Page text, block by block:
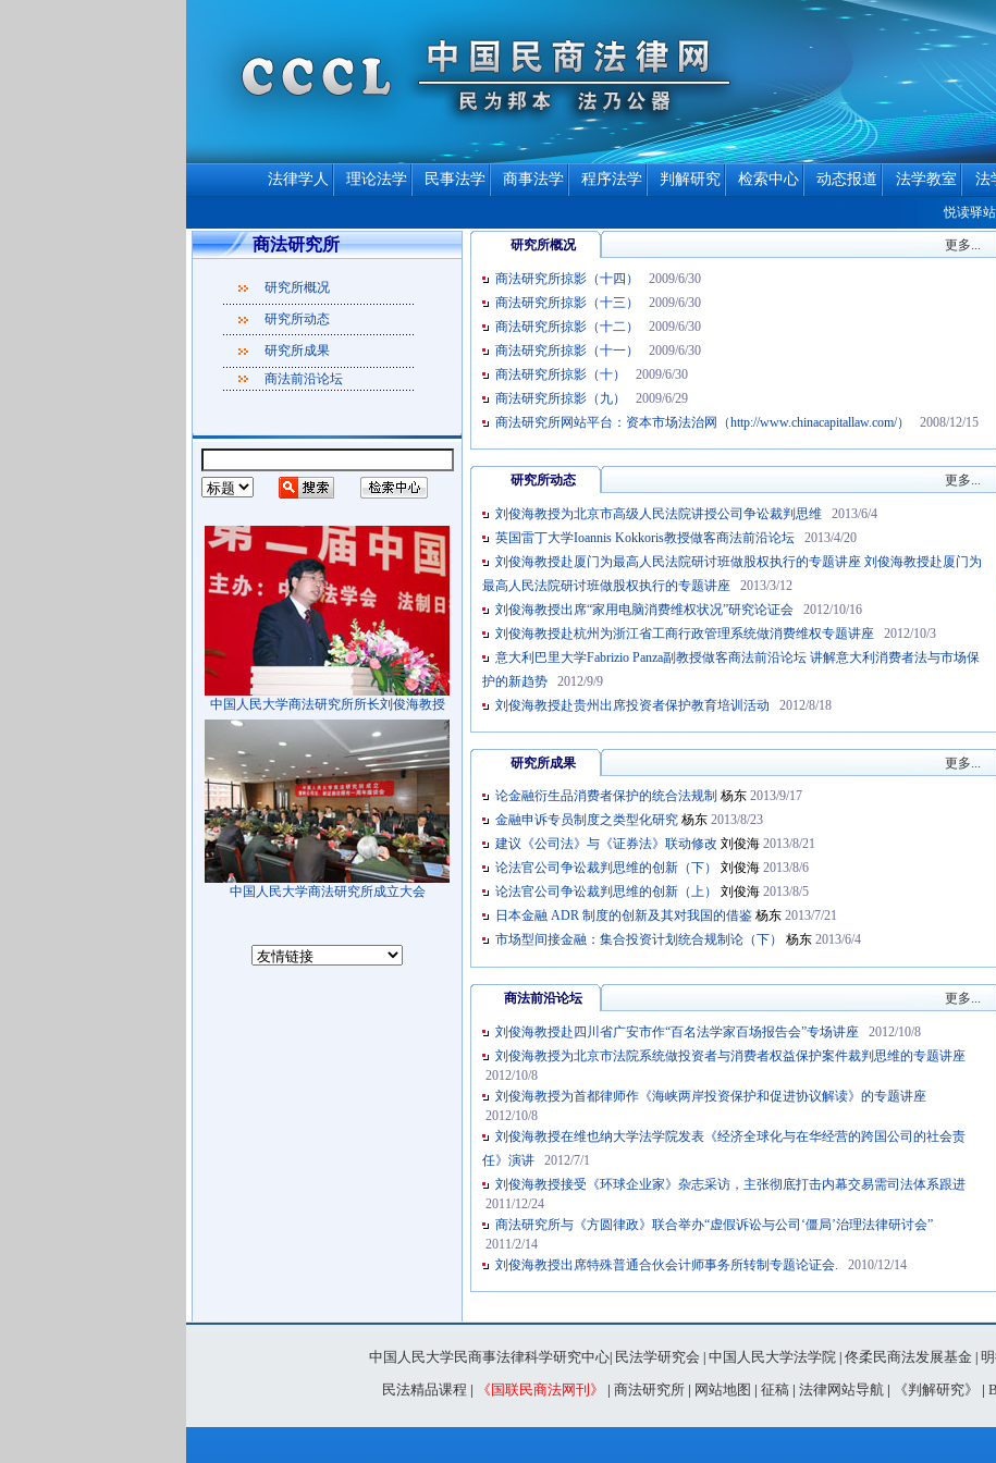
法律学人 理论法学 民事法学 商事法学 程序法学 判解研究 检索中心 动态报道 法学教室 法
悦读驿站
商法研究所
研究所概况
研究所动态
研究所成果
商法前沿论坛
中国人民大学商法研究所所长刘俊海教授
中国人民大学商法研究所成立大会
研究所概况 更多...
商法研究所掠影（十四）
2009/6/30
商法研究所掠影（十三）
2009/6/30
商法研究所掠影（十二）
2009/6/30
商法研究所掠影（十一）
2009/6/30
商法研究所掠影（十）
2009/6/30
商法研究所掠影（九）
2009/6/29
商法研究所网站平台：资本市场法治网（http://www.chinacapitallaw.com/）
2008/12/15
研究所动态 更多...
刘俊海教授为北京市高级人民法院讲授公司争讼裁判思维
2013/6/4
英国雷丁大学Ioannis Kokkoris教授做客商法前沿论坛
2013/4/20
刘俊海教授赴厦门为最高人民法院研讨班做股权执行的专题讲座 刘俊海教授赴厦门为
最高人民法院研讨班做股权执行的专题讲座
2013/3/12
刘俊海教授出席“家用电脑消费维权状况”研究论证会
2012/10/16
刘俊海教授赴杭州为浙江省工商行政管理系统做消费维权专题讲座
2012/10/3
意大利巴里大学Fabrizio Panza副教授做客商法前沿论坛 讲解意大利消费者法与市场保
护的新趋势
2012/9/9
刘俊海教授赴贵州出席投资者保护教育培训活动
2012/8/18
研究所成果 更多...
论金融衍生品消费者保护的统合法规制 杨东 2013/9/17
金融申诉专员制度之类型化研究杨东 2013/8/23
建议《公司法》与《证券法》联动修改 刘俊海 2013/8/21
论法官公司争讼裁判思维的创新（下）
刘俊海 2013/8/6
论法官公司争讼裁判思维的创新（上）
刘俊海 2013/8/5
日本金融 ADR 制度的创新及其对我国的借鉴杨东 2013/7/21
市场型间接金融：集合投资计划统合规制论（下）
杨东 2013/6/4
商法前沿论坛 更多...
刘俊海教授赴四川省广安市作“百名法学家百场报告会”专场讲座
2012/10/8
刘俊海教授为北京市法院系统做投资者与消费者权益保护案件裁判思维的专题讲座
2012/10/8
刘俊海教授为首都律师作《海峡两岸投资保护和促进协议解读》的专题讲座
2012/10/8
刘俊海教授在维也纳大学法学院发表《经济全球化与在华经营的跨国公司的社会责
任》演讲
2012/7/1
刘俊海教授接受《环球企业家》杂志采访，主张彻底打击内幕交易需司法体系跟进
2011/12/24
商法研究所与《方圆律政》联合举办“虚假诉讼与公司‘僵局’治理法律研讨会”
2011/2/14
刘俊海教授出席特殊普通合伙会计师事务所转制专题论证会.
2010/12/14
中国人民大学民商事法律科学研究中心 民法学研究会 中国人民大学法学院 佟柔民商法发展基金
民法精品课程 | 《国联民商法网刊》 | 商法研究所 | 网站地图 | 征稿 | 法律网站导航 | 《判解研究》 |